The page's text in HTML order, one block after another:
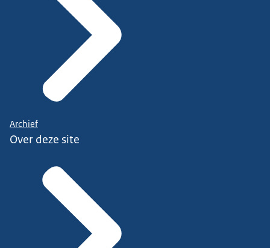
Archief
Over deze site